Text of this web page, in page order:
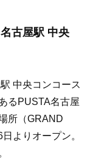
古屋駅 中央
中央コンコース
るPUSTA名古屋
所（GRAND
よりオープン。